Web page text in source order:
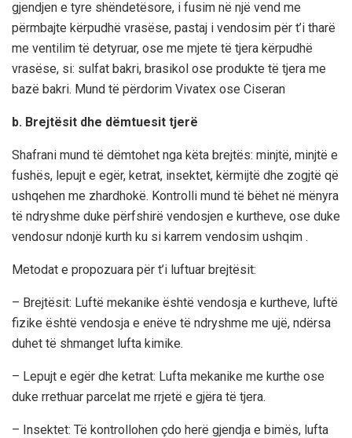
gjendjen e tyre shëndetësore, i fusim në një vend me
përmbajte kërpudhë vrasëse, pastaj i vendosim për t’i tharë
me ventilim të detyruar, ose me mjete të tjera kërpudhë
vrasëse, si: sulfat bakri, brasikol ose produkte të tjera me
bazë bakri. Mund të përdorim Vivatex ose Ciseran
b. Brejtësit dhe dëmtuesit tjerë
Shafrani mund të dëmtohet nga këta brejtës: minjtë, minjtë e
fushës, lepujt e egër, ketrat, insektet, kërmijtë dhe zogjtë që
ushqehen me zhardhokë. Kontrolli mund të bëhet në mënyra
të ndryshme duke përfshirë vendosjen e kurtheve, ose duke
vendosur ndonjë kurth ku si karrem vendosim ushqim .
Metodat e propozuara për t’i luftuar brejtësit:
– Brejtësit: Luftë mekanike është vendosja e kurtheve, luftë
fizike është vendosja e enëve të ndryshme me ujë, ndërsa
duhet të shmanget lufta kimike.
– Lepujt e egër dhe ketrat: Lufta mekanike me kurthe ose
duke rrethuar parcelat me rrjetë e gjëra të tjera.
– Insektet: Të kontrollohen çdo herë gjendja e bimës, lufta